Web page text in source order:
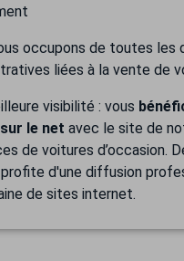
occupons de toutes les
liées à la vente de
visibilité : vous
le net avec le site de
de voitures d’occasion.
d'une diffusion
de sites internet.